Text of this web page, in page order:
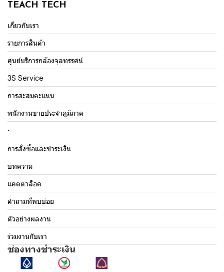
TEACH TECH
เกี่ยวกับเรา
รายการสินค้า
ศูนย์บริการกล้องจุลทรรศน์
3S Service
การสะสมคะแนน
พนักงานขายประจำภูมิภาค
.
การสั่งซื้อและชำระเงิน
บทความ
แคตตาล็อค
คำถามที่พบบ่อย
ตัวอย่างผลงาน
ร่วมงานกับเรา
ช่องทางชำระเงิน